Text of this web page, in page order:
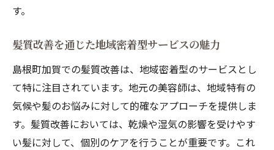
す。
髪質改善を通じた地域密着型サービスの魅力
島根町加賀での髪質改善は、地域密着型のサービスとし
て特に注目されています。地元の美容師は、地域特有の
気候や髪のお悩みに対して的確なアプローチを提供しま
す。髪質改善においては、乾燥や湿気の影響を受けやす
い髪に対して、個別のケアを行うことが重要です。これ